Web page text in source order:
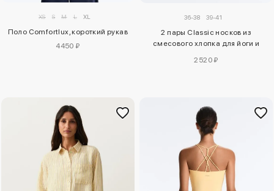
XS S M L XL
Поло Comfortlux, короткий рукав
4450 ₽
36-38 39-41
2 пары Classic носков из
смесового хлопка для йоги и
2520 ₽